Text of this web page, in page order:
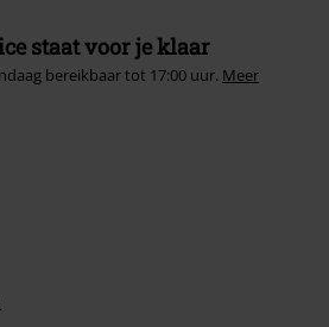
staat voor je klaar
bereikbaar tot 17:00 uur. Meer